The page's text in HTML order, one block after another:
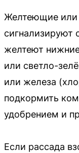
Желтеющие или
сигнализируют
желтеют
или светло-
или железа
подкормить
удобрением и
Если рассада